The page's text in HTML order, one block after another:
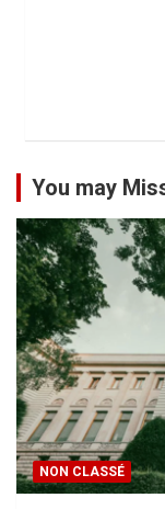
You may
NON CLASSÉ